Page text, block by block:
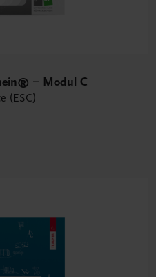
– Modul C
(ESC)